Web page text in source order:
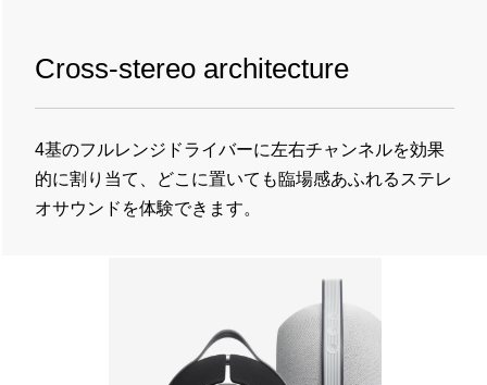
Cross-stereo architecture
4基のフルレンジドライバーに左右チャンネルを効果
的に割り当て、どこに置いても臨場感あふれるステレ
オサウンドを体験できます。